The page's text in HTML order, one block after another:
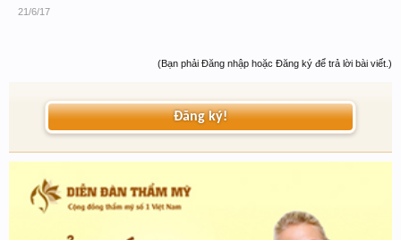
21/6/17
(Bạn phải Đăng nhập hoặc Đăng ký để trả lời bài viết.)
Đăng ký!